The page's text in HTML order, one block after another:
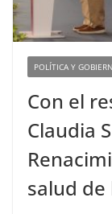
POLÍTICA Y
Con el
Claudia
salud de